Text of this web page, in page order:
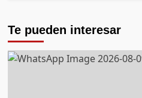
Te pueden interesar